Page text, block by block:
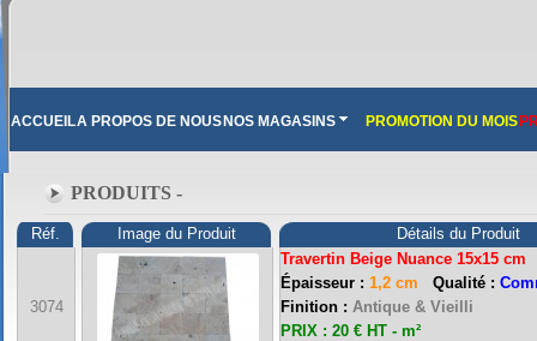
ACCUEILA PROPOS DE NOUS NOS MAGASINS PROMOTION DU MOIS
PRODUITS -
Réf. Image du Produit Détails du Produit
3074
Travertin Beige Nuance 15x15 cm
Épaisseur : 1,2 cm Qualité :
Finition : Antique & Vieilli
PRIX : 20 € HT - m²